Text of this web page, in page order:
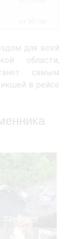
для всей
области,
самым
в рейсе